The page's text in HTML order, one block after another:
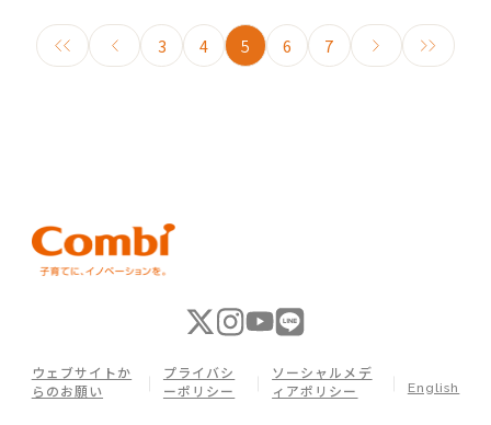
3 4 5 6 7
ウェブサイトか
らのお願い
プライバシ
ーポリシー
ソーシャルメデ
ィアポリシー
English